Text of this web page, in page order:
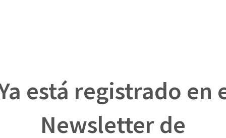
está registrado en
Newsletter de